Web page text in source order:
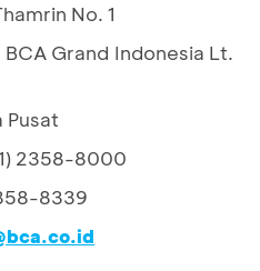
No. 1
BCA Grand Indonesia Lt.
2358-8000
8339